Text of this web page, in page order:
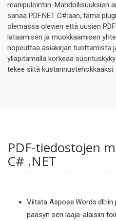
manipulointiin. Mahdollisuuksien
sanaa PDF.NET C#:ään, tämä
olemassa olevien että uusien
lataamisen ja muokkaamisen
nopeuttaa asiakirjan tuottamista
ylläpitämällä korkeaa
tekee siitä kustannustehokkaaksi.
PDF-tiedostojen
C# .NET
Viitata
pääsyn sen laaja-alaisiin